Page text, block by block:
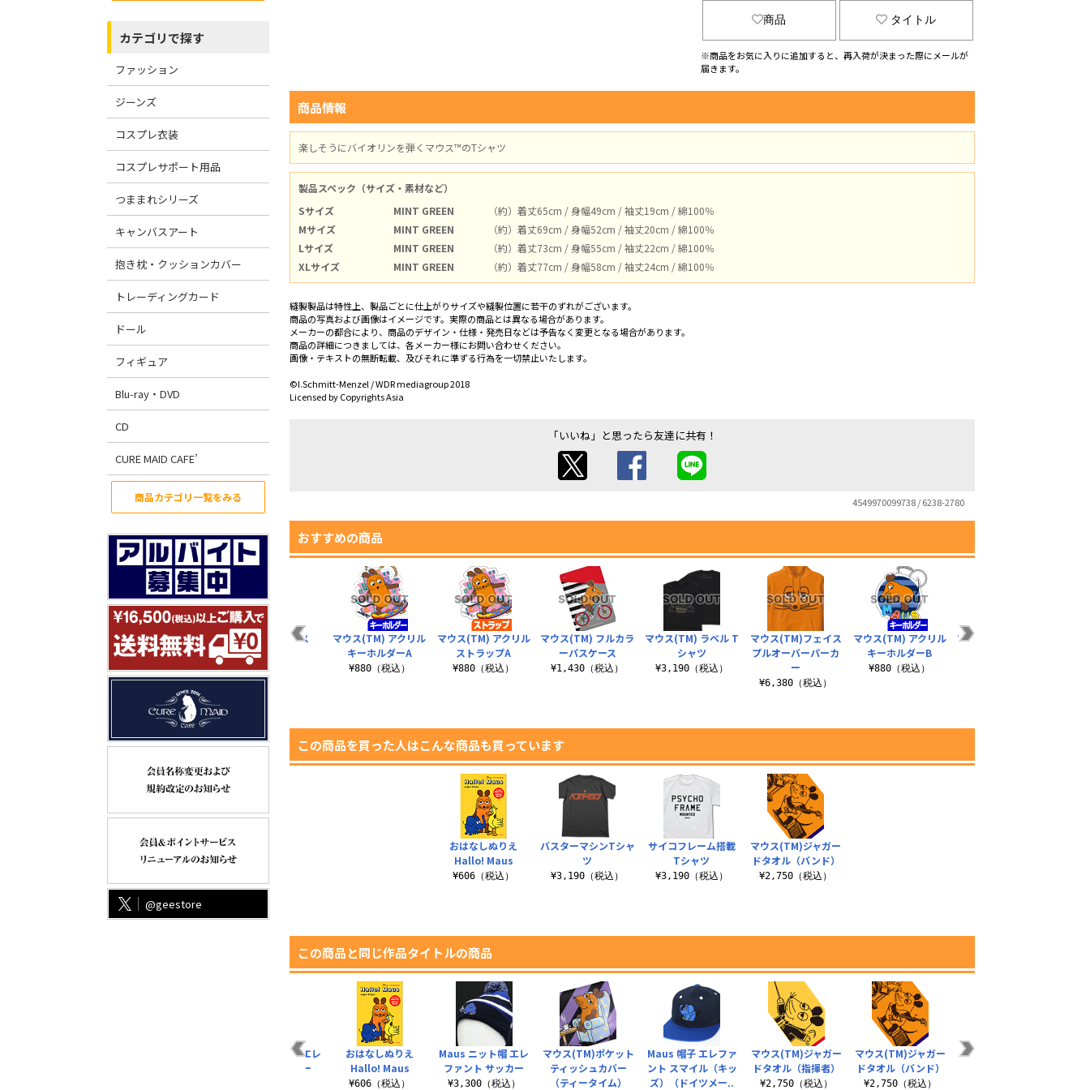
カテゴリで探す
ファッション
ジーンズ
コスプレ衣装
コスプレサポート用品
つままれシリーズ
キャンバスアート
抱き枕・クッションカバー
トレーディングカード
ドール
フィギュア
Blu-ray・DVD
CD
CURE MAID CAFE’
商品カテゴリ一覧をみる
@geestore
商品 タイトル
※商品をお気に入りに追加すると、再入荷が決まった際にメールが
届きます。
商品情報
楽しそうにバイオリンを弾くマウス™のTシャツ
製品スペック（サイズ・素材など）
Sサイズ
MINT GREEN
（約）着丈65cm / 身幅49cm / 袖丈19cm / 綿100％
Mサイズ
MINT GREEN
（約）着丈69cm / 身幅52cm / 袖丈20cm / 綿100％
Lサイズ
MINT GREEN
（約）着丈73cm / 身幅55cm / 袖丈22cm / 綿100％
XLサイズ
MINT GREEN （約）着丈77cm / 身幅58cm / 袖丈24cm / 綿100％
縫製製品は特性上、製品ごとに仕上がりサイズや縫製位置に若干のずれがございます。
商品の写真および画像はイメージです。実際の商品とは異なる場合があります。
メーカーの都合により、商品のデザイン・仕様・発売日などは予告なく変更となる場合があります。
商品の詳細につきましては、各メーカー様にお問い合わせください。
画像・テキストの無断転載、及びそれに準ずる行為を一切禁止いたします。
©I.Schmitt-Menzel / WDR mediagroup 2018
Licensed by Copyrights Asia
「いいね」と思ったら友達に共有！
4549970099738 / 6238-2780
おすすめの商品
マウス(TM) フルカラ
ーパスケース
¥1,430（税込）
マウス(TM) ラベル T
シャツ
¥3,190（税込）
マウス(TM)フェイス
プルオーバーパーカ
ー
¥6,380（税込）
マウス(TM) アクリル
キーホルダーB
¥880（税込）
マウス(TM) フルカラ
マウス(TM) ラージト
マウス(TM)ポケット
ティッシュカバー
（おすわり）
¥880（税込）
手を振るマウス
(TM)Tシャツ
¥3,190（税込）
マウス(TM) アクリル
キーホルダーA
¥880（税込）
マウス(TM) アクリル
ストラップA
¥880（税込）
この商品を買った人はこんな商品も買っています
バスターマシンTシャ
ツ
¥3,190（税込）
サイコフレーム搭載
Tシャツ
¥3,190（税込）
マウス(TM)ジャガー
ドタオル（バンド）
¥2,750（税込）
おはなしぬりえ
Hallo! Maus
¥606（税込）
この商品と同じ作品タイトルの商品
マウス(TM)ポケット
ティッシュカバー
（ティータイム）
Maus 帽子 エレファ
ント スマイル（キッ
ズ）（ドイツメー..
マウス(TM)ジャガー
ドタオル（指揮者）
¥2,750（税込）
マウス(TM)ジャガー
ドタオル（バンド）
¥2,750（税込）
Maus ニット帽 エレ
ファント スキー
おはなしぬりえ
Hallo! Maus
¥606（税込）
Maus ニット帽 エレ
ファント サッカー
¥3,300（税込）